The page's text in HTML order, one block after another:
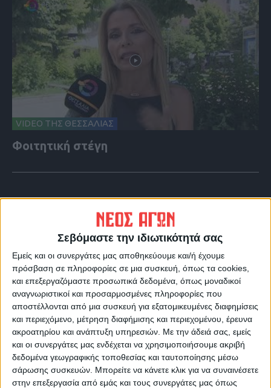
Σεβόμαστε την ιδιωτικότητά σας
Εμείς και οι συνεργάτες μας αποθηκεύουμε και/ή έχουμε
πρόσβαση σε πληροφορίες σε μια συσκευή, όπως τα cookies,
και επεξεργαζόμαστε προσωπικά δεδομένα, όπως μοναδικοί
αναγνωριστικοί και προσαρμοσμένες πληροφορίες που
αποστέλλονται από μια συσκευή για εξατομικευμένες διαφημίσεις
και περιεχόμενο, μέτρηση διαφήμισης και περιεχομένου, έρευνα
ακροατηρίου και ανάπτυξη υπηρεσιών. Με την άδειά σας, εμείς
και οι συνεργάτες μας ενδέχεται να χρησιμοποιήσουμε ακριβή
δεδομένα γεωγραφικής τοποθεσίας και ταυτοποίησης μέσω
σάρωσης συσκευών. Μπορείτε να κάνετε κλικ για να συναινέσετε
στην επεξεργασία από εμάς και τους συνεργάτες μας όπως
VIDEO ΤΗΣ ΘΕΣΣΑΛΙΑΣ
Φοιτητική στέγη
VIDEO ΤΗΣ ΘΕΣΣΑΛΙΑΣ
Οι 9 άξονες Κουρέτα για να "σωθεί" η
Θεσσαλία από την λειψυδρία